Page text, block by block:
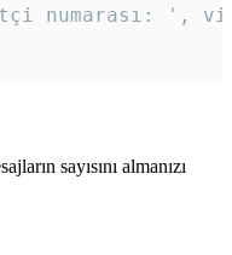
numarası: ',
sayısını almanızı